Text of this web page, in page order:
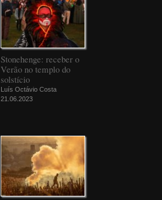
Stonehenge: receber o
Verão no templo do
solstício
Luís Octávio Costa
21.06.2023